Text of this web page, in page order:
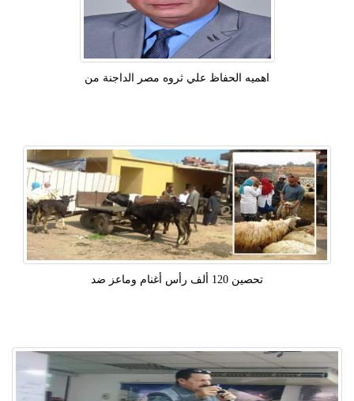
اهميه الحفاظ علي ثروه مصر الداجنة من
تحصين 120 ألف رأس أغنام وماعز ضد